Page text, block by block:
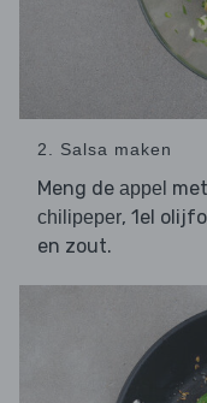
2. Salsa maken
Meng de appel
chilipeper, 1el
en zout.